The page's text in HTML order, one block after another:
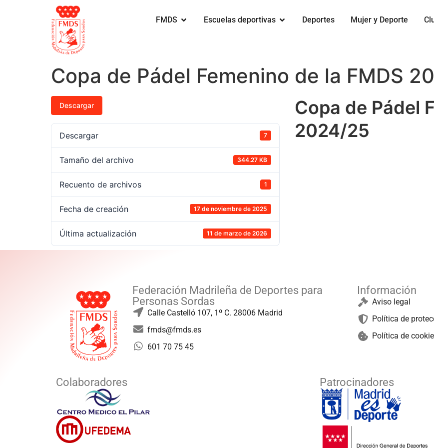
FMDS Escuelas deportivas Deportes Mujer y Deporte
Copa de Pádel Femenino de la FMDS
Descargar
Descargar 7
Tamaño del archivo 344.27 KB
Recuento de archivos 1
Fecha de creación 17 de noviembre de 2025
Última actualización 11 de marzo de 2026
Copa de Pádel
2024/25
Federación Madrileña de Deportes para
Personas Sordas
Calle Castelló 107, 1º C. 28006 Madrid
fmds@fmds.es
601 70 75 45
Información
Aviso legal
Política de
Política de
Colaboradores Patrocinadores